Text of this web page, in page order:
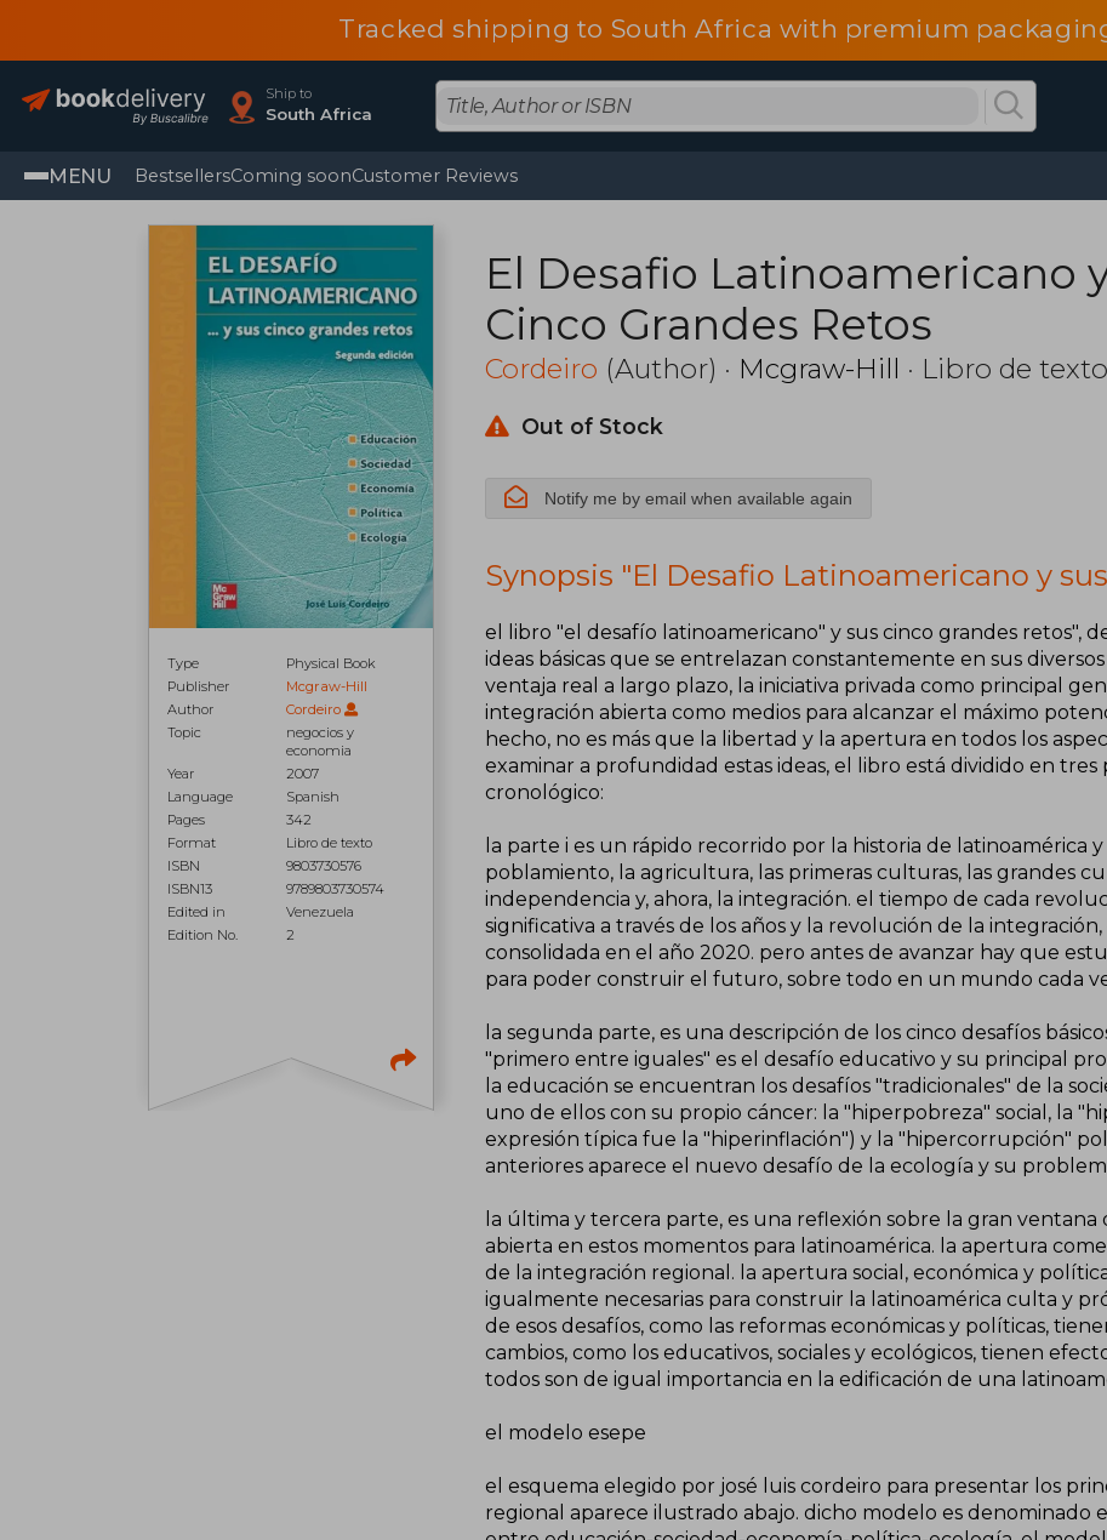
Tracked shipping to South Africa with premium
Ship to
South Africa
MENU BestsellersComing soonCustomer Reviews
Type
Physical Book
Publisher
Mcgraw-Hill
Author
Cordeiro
Topic
negocios y
economia
Year
2007
Language
Spanish
Pages
342
Format
Libro de texto
ISBN
9803730576
ISBN13
9789803730574
Edited in
Venezuela
Edition No.
2
El Desafio Latinoamericano
Cinco Grandes Retos
Cordeiro (Author) · Mcgraw-Hill · Libro de texto
Out of Stock
Notify me by email when available again
Synopsis "El Desafio Latinoamericano y
el libro "el desafío latinoamericano" y sus cinco grandes retos",
ideas básicas que se entrelazan constantemente en sus
ventaja real a largo plazo, la iniciativa privada como principal
integración abierta como medios para alcanzar el máximo
hecho, no es más que la libertad y la apertura en todos los
examinar a profundidad estas ideas, el libro está dividido en
cronológico:
la parte i es un rápido recorrido por la historia de latinoamérica
poblamiento, la agricultura, las primeras culturas, las grandes
independencia y, ahora, la integración. el tiempo de cada
significativa a través de los años y la revolución de la
consolidada en el año 2020. pero antes de avanzar hay que
para poder construir el futuro, sobre todo en un mundo cada
la segunda parte, es una descripción de los cinco desafíos
"primero entre iguales" es el desafío educativo y su principal
la educación se encuentran los desafíos "tradicionales" de la
uno de ellos con su propio cáncer: la "hiperpobreza" social, la
expresión típica fue la "hiperinflación") y la "hipercorrupción"
anteriores aparece el nuevo desafío de la ecología y su
la última y tercera parte, es una reflexión sobre la gran
abierta en estos momentos para latinoamérica. la apertura
de la integración regional. la apertura social, económica y
igualmente necesarias para construir la latinoamérica culta y
de esos desafíos, como las reformas económicas y políticas,
cambios, como los educativos, sociales y ecológicos, tienen
todos son de igual importancia en la edificación de una
el modelo esepe
el esquema elegido por josé luis cordeiro para presentar los
regional aparece ilustrado abajo. dicho modelo es denominado